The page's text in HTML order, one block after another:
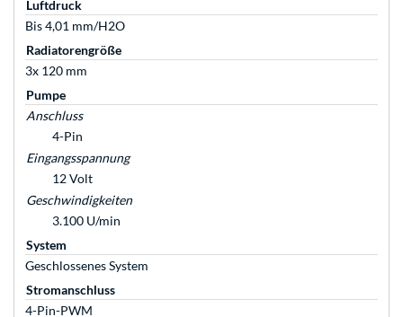
Luftdruck
Bis 4,01 mm/H2O
Radiatorengröße
3x 120 mm
Pumpe
Anschluss
4-Pin
Eingangsspannung
12 Volt
Geschwindigkeiten
3.100 U/min
System
Geschlossenes System
Stromanschluss
4-Pin-PWM